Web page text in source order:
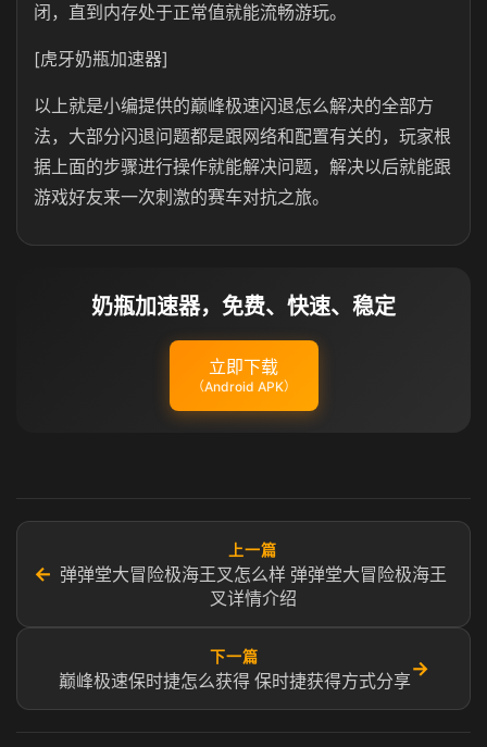
闭，直到内存处于正常值就能流畅游玩。
[虎牙奶瓶加速器]
以上就是小编提供的巅峰极速闪退怎么解决的全部方
法，大部分闪退问题都是跟网络和配置有关的，玩家根
据上面的步骤进行操作就能解决问题，解决以后就能跟
游戏好友来一次刺激的赛车对抗之旅。
奶瓶加速器，免费、快速、稳定
立即下载
（Android APK）
←
上一篇
弹弹堂大冒险极海王叉怎么样 弹弹堂大冒险极海王
叉详情介绍
下一篇
巅峰极速保时捷怎么获得 保时捷获得方式分享
→